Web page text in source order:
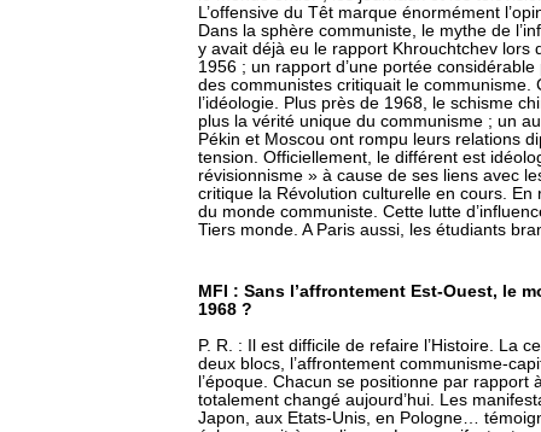
L’offensive du Têt marque énormément
Dans la sphère communiste, le mythe de
y avait déjà eu le rapport Khrouchtchev lors
1956 ; un rapport d’une portée
des communistes critiquait le communisme.
l’idéologie. Plus près de 1968, le schisme
plus la vérité unique du communisme ; un
Pékin et Moscou ont rompu leurs relations
tension. Officiellement, le différent est
révisionnisme » à cause de ses liens avec
critique la Révolution culturelle en cours. En
du monde communiste. Cette lutte
Tiers monde. A Paris aussi, les étudiants
MFI : Sans l’affrontement Est-Ouest, le
1968 ?
P. R. : Il est difficile de refaire l’Histoire. La
deux blocs, l’affrontement communisme-
l’époque. Chacun se positionne par
totalement changé aujourd’hui. Les
Japon, aux Etats-Unis, en Pologne…